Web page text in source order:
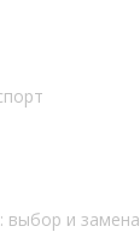
выбор и замена